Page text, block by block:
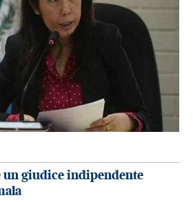
un giudice indipendente